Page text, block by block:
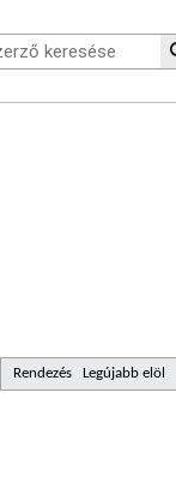
Rendezés